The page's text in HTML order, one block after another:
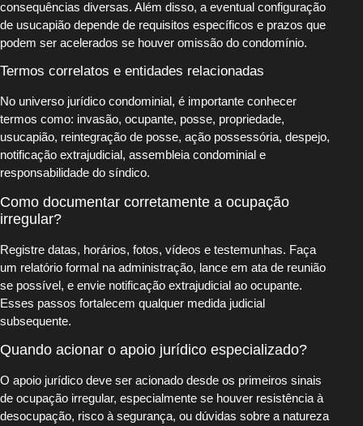
consequências diversas. Além disso, a eventual configuração
de usucapião depende de requisitos específicos e prazos que
podem ser acelerados se houver omissão do condomínio.
Termos correlatos e entidades relacionadas
No universo jurídico condominial, é importante conhecer
termos como: invasão, ocupante, posse, propriedade,
usucapião, reintegração de posse, ação possessória, despejo,
notificação extrajudicial, assembleia condominial e
responsabilidade do síndico.
Como documentar corretamente a ocupação
irregular?
Registre datas, horários, fotos, vídeos e testemunhas. Faça
um relatório formal na administração, lance em ata de reunião
se possível, e envie notificação extrajudicial ao ocupante.
Esses passos fortalecem qualquer medida judicial
subsequente.
Quando acionar o apoio jurídico especializado?
O apoio jurídico deve ser acionado desde os primeiros sinais
de ocupação irregular, especialmente se houver resistência à
desocupação, risco à segurança, ou dúvidas sobre a natureza